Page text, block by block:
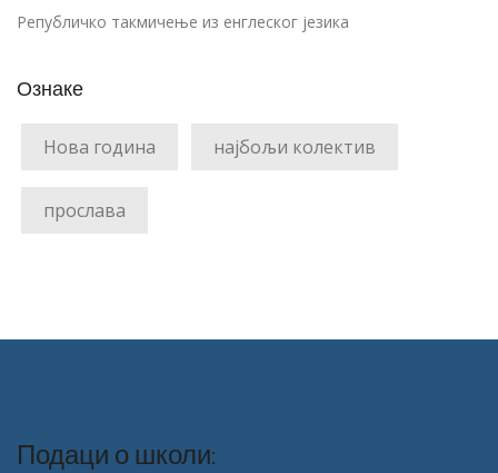
Републичко такмичење из енглеског језика
Ознаке
Нова година најбољи колектив
прослава
Подаци о школи: